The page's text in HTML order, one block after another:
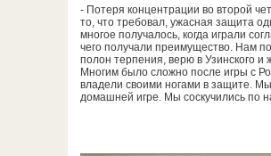
- Потеря концентрации во второй
то, что требовал, ужасная защита
многое получалось, когда играли
чего получали преимущество. Нам
полон терпения, верю в Узинского и
Многим было сложно после игры с
владели своими ногами в защите.
домашней игре. Мы соскучились